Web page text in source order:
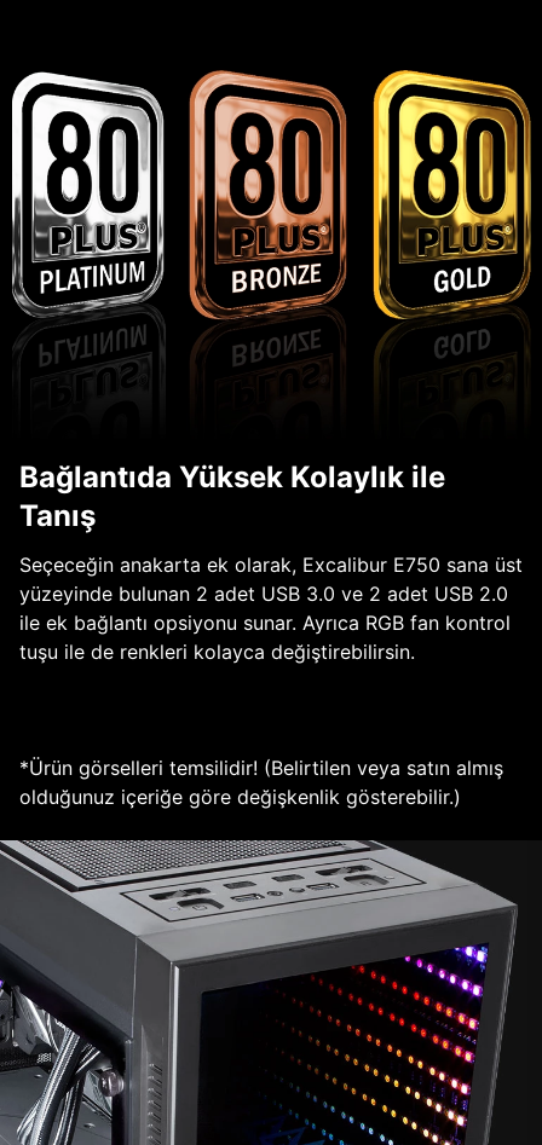
Bağlantıda Yüksek Kolaylık ile
Tanış
Seçeceğin anakarta ek olarak, Excalibur E750 sana üst
yüzeyinde bulunan 2 adet USB 3.0 ve 2 adet USB 2.0
ile ek bağlantı opsiyonu sunar. Ayrıca RGB fan kontrol
tuşu ile de renkleri kolayca değiştirebilirsin.
*Ürün görselleri temsilidir! (Belirtilen veya satın almış
olduğunuz içeriğe göre değişkenlik gösterebilir.)